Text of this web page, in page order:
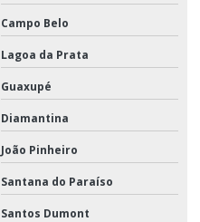
Campo Belo
Lagoa da Prata
Guaxupé
Diamantina
João Pinheiro
Santana do Paraíso
Santos Dumont